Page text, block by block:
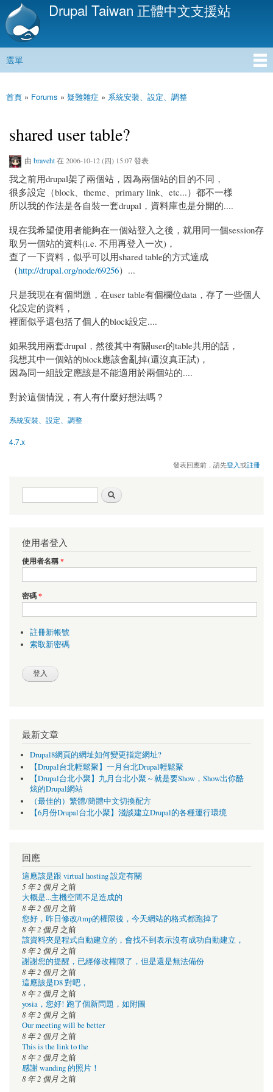
移
內
Drupal Taiwan 正體中文支援站
主選單
選單
您在這裡
首頁 » Forums » 疑難雜症 » 系統安裝、設定、調整
shared user table?
由 braveht在 2006-10-12 (四) 15:07 發表
我之前用drupal架了兩個站，因為兩個站的目的不同，
很多設定（block、theme、primary link、etc...）都不一樣
所以我的作法是各自裝一套drupal，資料庫也是分開的....
現在我希望使用者能夠在一個站登入之後，就用同一個session存
取另一個站的資料(i.e. 不用再登入一次)，
查了一下資料，似乎可以用shared table的方式達成
（http://drupal.org/node/69256）...
只是我現在有個問題，在user table有個欄位data，存了一些個人
化設定的資料，
裡面似乎還包括了個人的block設定....
如果我用兩套drupal，然後其中有關user的table共用的話，
我想其中一個站的block應該會亂掉(還沒真正試)，
因為同一組設定應該是不能適用於兩個站的....
對於這個情況，有人有什麼好想法嗎？
系統安裝、設定、調整
4.7.x
發表回應前，請先登入或註冊
搜尋表單
使用者登入
使用者名稱*
密碼*
註冊新帳號
索取新密碼
最新文章
Drupal8網頁的網址如何變更指定網址?
【Drupal台北輕鬆聚】一月台北Drupal輕鬆聚
【Drupal台北小聚】九月台北小聚～就是要Show，Show出你酷
炫的Drupal網站
（最佳的）繁體/簡體中文切換配方
【6月份Drupal台北小聚】淺談建立Drupal的各種運行環境
回應
這應該是跟 virtual hosting 設定有關
5 年 2 個月 之前
大概是...主機空間不足造成的
8 年 2 個月 之前
您好，昨日修改/tmp的權限後，今天網站的格式都跑掉了
8 年 2 個月 之前
該資料夾是程式自動建立的，會找不到表示沒有成功自動建立，
8 年 2 個月 之前
謝謝您的提醒，已經修改權限了，但是還是無法備份
8 年 2 個月 之前
這應該是D8 對吧，
8 年 2 個月 之前
yosia，您好! 跑了個新問題，如附圖
8 年 2 個月 之前
Our meeting will be better
8 年 2 個月 之前
This is the link to the
8 年 2 個月 之前
感謝 wanding 的照片！
8 年 2 個月 之前